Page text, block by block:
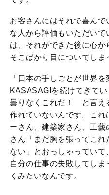
お客さんにはそれで喜ん
な人から評価もいただいて
は、それができた後に心か
そこばかり目についてしま
「日本の手しごとが世界
KASASAGIを続けてきて
曇りなくこれだ！ と言え
作れていないんです。これ
ーさん、建築家さん、工
さん「まだ胸を張ってこ
ない」とおっしゃっていて
自分の仕事の失敗してし
くみたいなんです。